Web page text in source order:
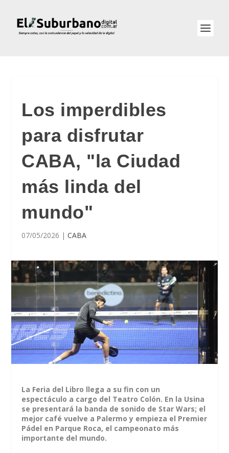
Los imperdibles
para disfrutar
CABA, "la Ciudad
más linda del
mundo"
07/05/2026 |CABA
La Feria del Libro llega a su fin con un
espectáculo a cargo del Teatro Colón. En la Usina
se presentará la banda de sonido de Star Wars; el
mejor café vuelve a Palermo y empieza el Premier
Pádel en Parque Roca, el campeonato más
importante del mundo.